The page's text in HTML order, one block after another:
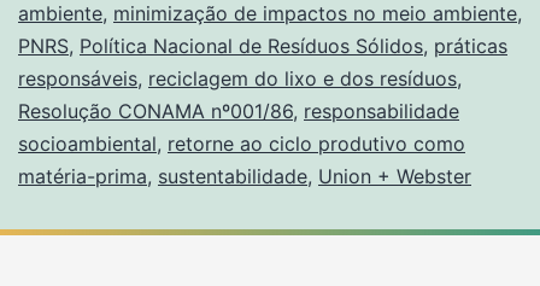
ambiente, minimização de impactos no meio ambiente,
PNRS, Política Nacional de Resíduos Sólidos, práticas
responsáveis, reciclagem do lixo e dos resíduos,
Resolução CONAMA nº001/86, responsabilidade
socioambiental, retorne ao ciclo produtivo como
matéria-prima, sustentabilidade, Union + Webster